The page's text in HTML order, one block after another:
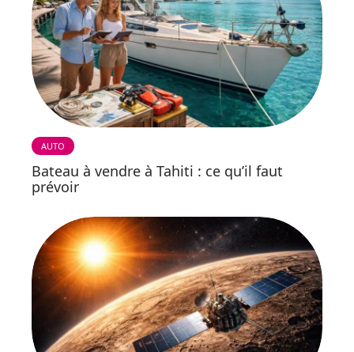
AUTO
Bateau à vendre à Tahiti : ce qu’il faut
prévoir